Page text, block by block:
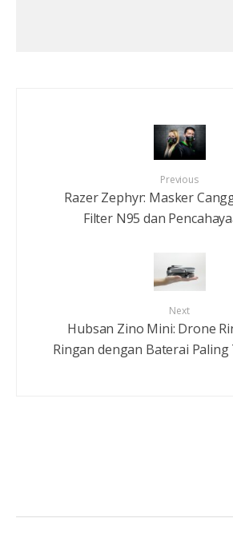
Previous
Razer Zephyr: Masker
Filter N95 dan
Next
Hubsan Zino Mini: Drone
Ringan dengan Baterai Paling